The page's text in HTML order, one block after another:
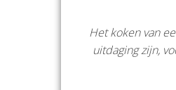
Het koken van
uitdaging zijn,